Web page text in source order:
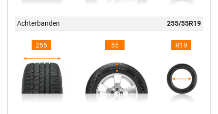
Achterbanden 255/55R19
255 55 R19